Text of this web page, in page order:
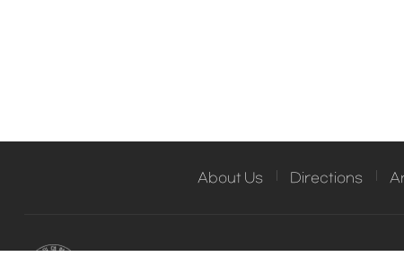
About Us Directions